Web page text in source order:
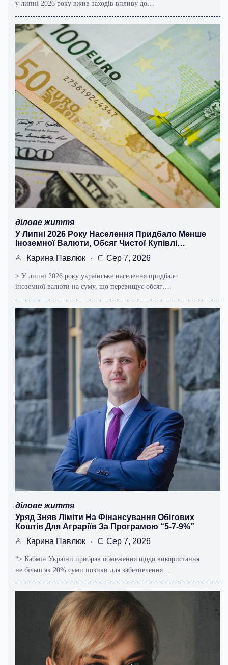
у липні 2026 року вжив заходів впливу до…
ділове життя
У Липні 2026 Року Населення Придбало Менше
Іноземної Валюти, Обсяг Чистої Купівлі…
Карина Павлюк
Сер 7, 2026
> У липні 2026 року українське населення придбало
іноземної валюти на суму, що перевищує обсяг…
ділове життя
Уряд Зняв Ліміти На Фінансування Обігових
Коштів Для Аграріїв За Програмою “5-7-9%”
Карина Павлюк
Сер 7, 2026
“> Кабмін України прибрав обмеження щодо використання
не більш як 20% суми позики для забезпечення…